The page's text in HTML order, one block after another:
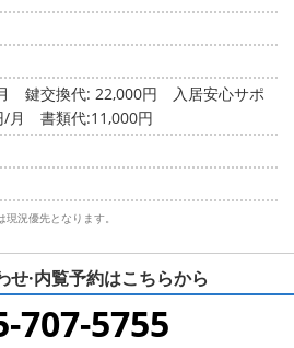
鍵交換代: 22,000円
入居安心サポ
/月 書類代:11,000円
況優先となります。
せ·内覧予約はこちらから
707-5755